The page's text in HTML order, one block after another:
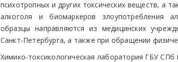
психотропных и других токсических веществ, а
алкоголя и биомаркеров злоупотребления
образцы направляются из медицинских
Санкт-Петербурга, а также при обращении
Химико-токсикологическая лаборатория ГБУ